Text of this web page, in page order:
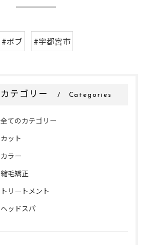
#ボブ #宇都宮市
カテゴリー Categories
全てのカテゴリー
カット
カラー
縮毛矯正
トリートメント
ヘッドスパ